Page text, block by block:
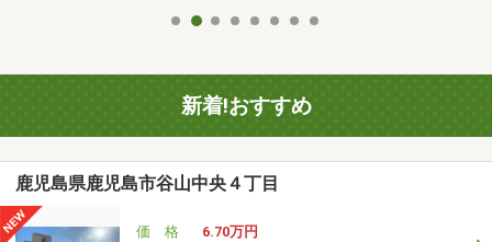
新着!おすすめ
鹿児島県鹿児島市谷山中央４丁目
価 格
6.70万円